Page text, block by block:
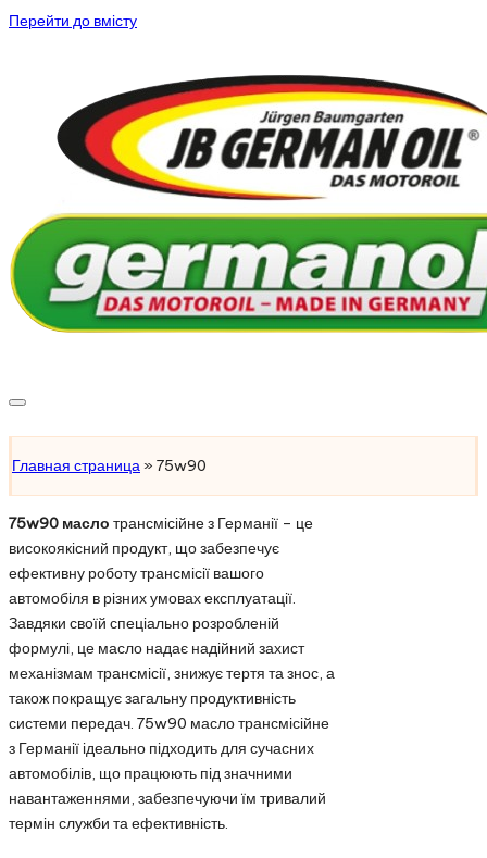
Перейти до вмісту
Главная страница » 75w90
75w90 масло трансмісійне з Германії – це
високоякісний продукт, що забезпечує
ефективну роботу трансмісії вашого
автомобіля в різних умовах експлуатації.
Завдяки своїй спеціально розробленій
формулі, це масло надає надійний захист
механізмам трансмісії, знижує тертя та знос, а
також покращує загальну продуктивність
системи передач. 75w90 масло трансмісійне
з Германії ідеально підходить для сучасних
автомобілів, що працюють під значними
навантаженнями, забезпечуючи їм тривалий
термін служби та ефективність.